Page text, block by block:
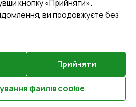
Всі права захищені.
на платформіVitrager.com.
про проблему?
кнопку «Прийняти».
ви продовжуєте без
Прийняти
файлів cookie